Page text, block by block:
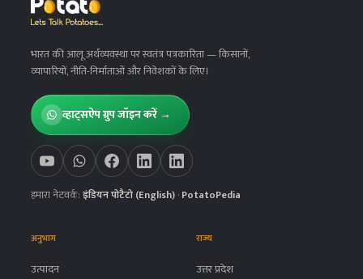
भारत की आलू अर्थव्यवस्था पर स्वतंत्र पत्रकारिता— किसानों,
व्यापारियों, नीति-निर्माताओं और निवेशकों के लिए।
व्हाट्सऐप ग्रुप जॉइन करें →
हमारा नेटवर्क:इंडियन पोटैटो (English)·PotatoPedia
अनुभाग
उत्पादन
राज्य
उत्तर प्रदेश